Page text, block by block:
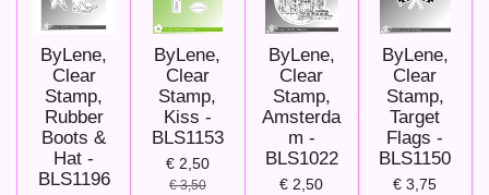
ByLene,
Clear
Stamp,
Rubber
Boots &
Hat -
BLS1196
ByLene,
Clear
Stamp,
Kiss -
BLS1153
€ 2,50
€ 3,50
ByLene,
Clear
Stamp,
Amsterda
m -
BLS1022
€ 2,50
ByLene,
Clear
Stamp,
Target
Flags -
BLS1150
€ 3,75